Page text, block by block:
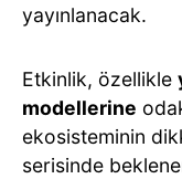
yayınlanacak.
Etkinlik, özellikle
modellerine
ekosisteminin
serisinde